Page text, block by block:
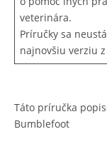
veterinára.
Príručky sa
najnovšiu verziu z
Táto príručka
Bumblefoot